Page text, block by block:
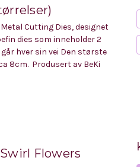
Cutting Dies, designet
dies som inneholder 2
hver sin vei Den største
8cm. Produsert av BeKi
Flowers